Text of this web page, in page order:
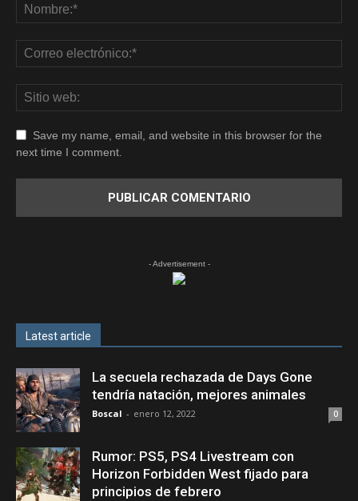
Save my name, email, and website in this browser for the
next time I comment.
- Advertisement -
Latest article
La secuela rechazada de Days Gone
tendría natación, mejores animales
Boscal - enero 12, 2022 0
Rumor: PS5, PS4 Livestream con
Horizon Forbidden West fijado para
principios de febrero